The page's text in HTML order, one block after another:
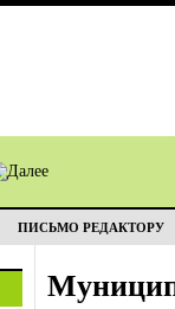
ПИСЬМО РЕДАКТОРУ